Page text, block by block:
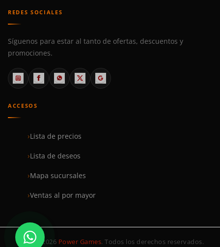
REDES SOCIALES
Síguenos para estar al tanto de ofertas, descuentos y
promociones.
ACCESOS
Lista de precios
Lista de deseos
Mapa sucursales
Ventas al por mayor
© 1999–2026 Power Games. Todos los derechos reservados.